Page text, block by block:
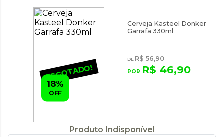
ESGOTADO!
Cerveja Kasteel Donker
Garrafa 330ml
R$ 56,90
R$ 46,90
18%
OFF
Produto Indisponível